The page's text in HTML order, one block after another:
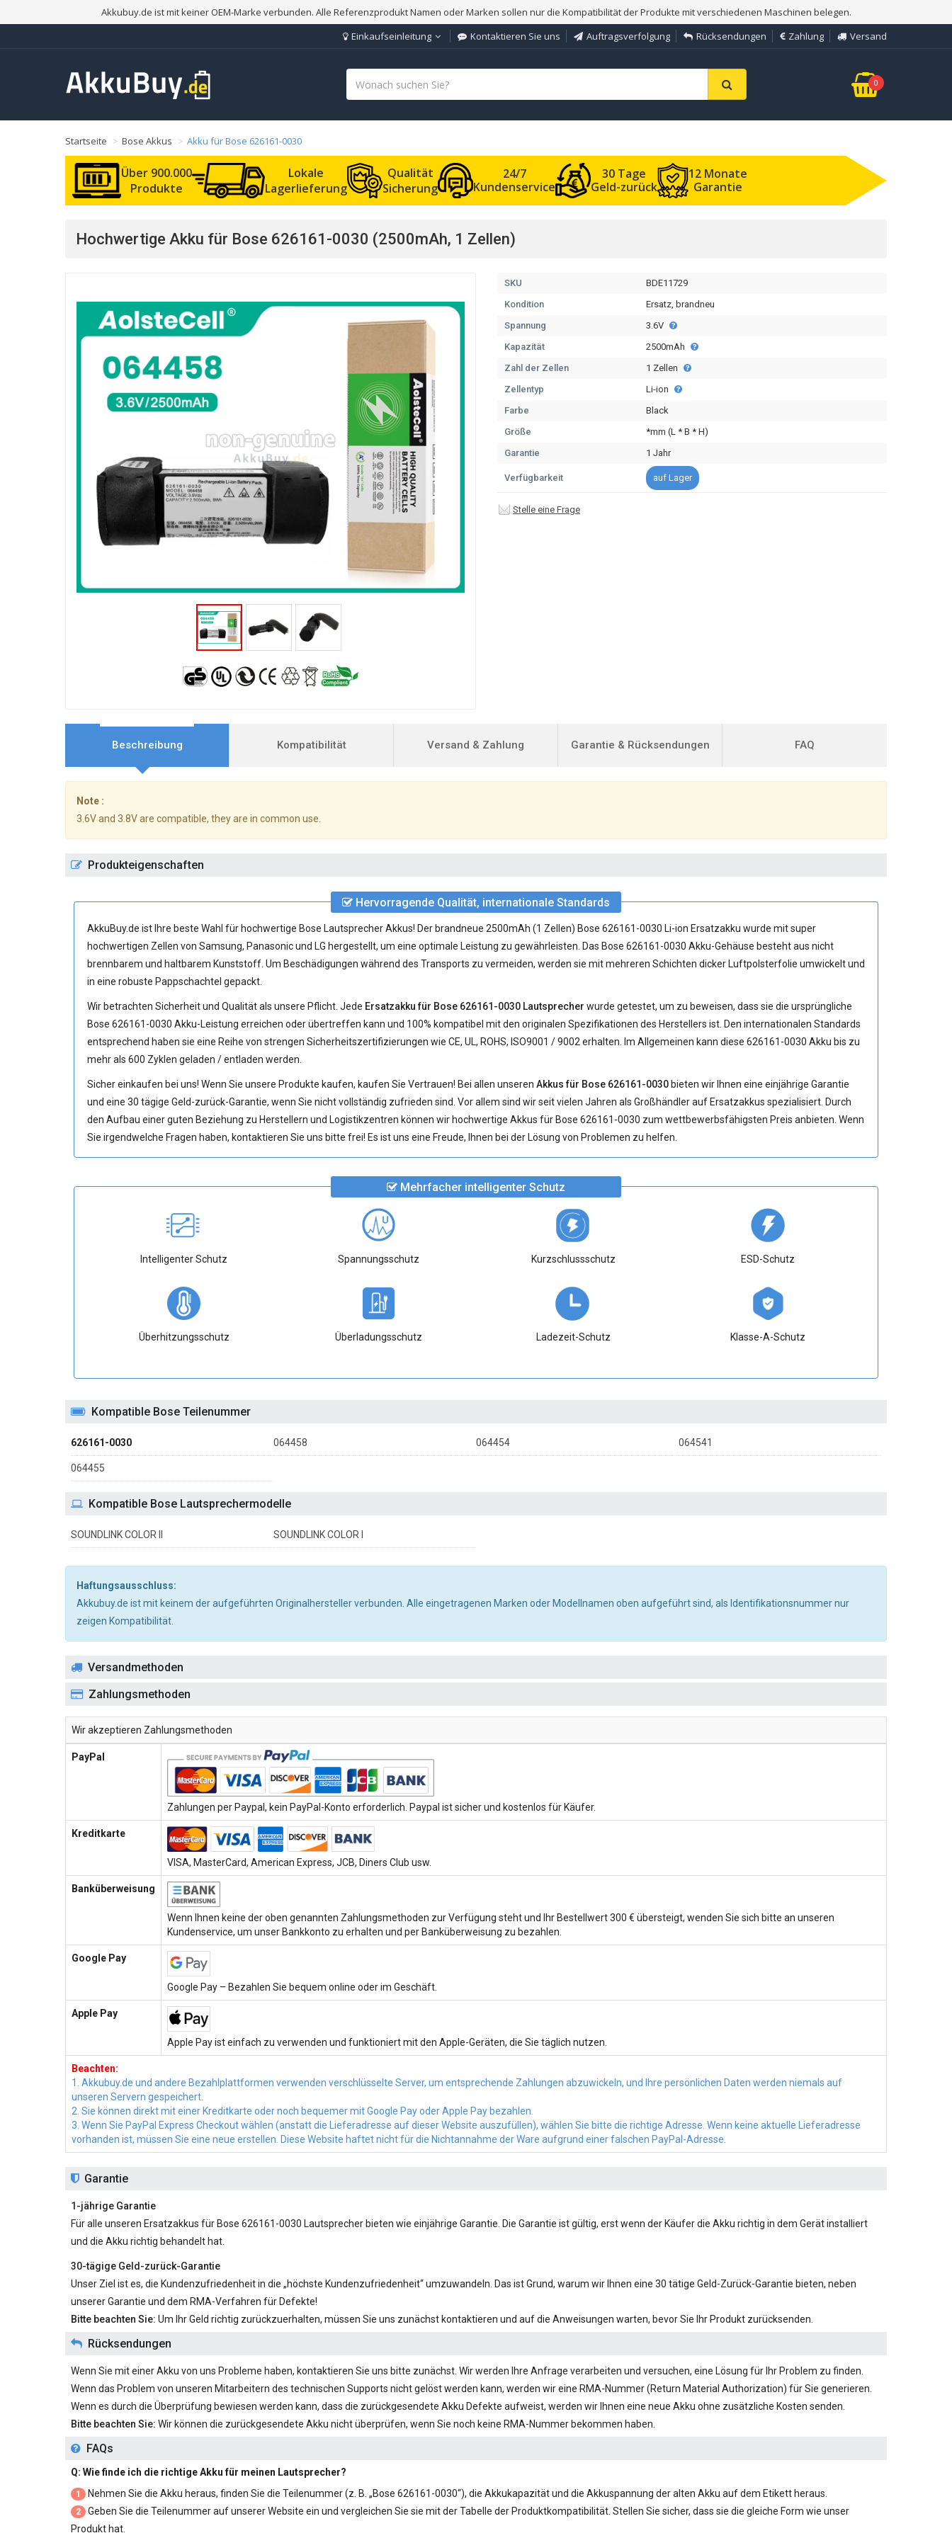
Akkubuy.de ist mit keiner OEM-Marke verbunden. Alle Referenzprodukt Namen oder Marken sollen nur die Kompatibilität der Produkte mit verschiedenen Maschinen belegen.
Einkaufseinleitung
Kontaktieren Sie uns Auftragsverfolgung Rücksendungen Zahlung Versand
0
Startseite Bose Akkus Akku für Bose 626161-0030
Über 900.000
Produkte
Lokale
Lagerlieferung
Qualität
Sicherung
24/7
Kundenservice
30 Tage
Geld-zurück
12 Monate
Garantie
Hochwertige Akku für Bose 626161-0030 (2500mAh, 1 Zellen)
SKU
BDE11729
Kondition
Ersatz, brandneu
Spannung
3.6V
Kapazität
2500mAh
Zahl der Zellen
1 Zellen
Zellentyp
Li-ion
Farbe
Black
Größe
*mm (L * B * H)
Garantie
1 Jahr
Verfügbarkeit auf Lager
Stelle eine Frage
Beschreibung Kompatibilität Versand & Zahlung Garantie & Rücksendungen FAQ
Note :
3.6V and 3.8V are compatible, they are in common use.
Produkteigenschaften
Hervorragende Qualität, internationale Standards
AkkuBuy.de ist Ihre beste Wahl für hochwertige Bose Lautsprecher Akkus! Der brandneue 2500mAh (1 Zellen) Bose 626161-0030 Li-ion Ersatzakku wurde mit super
hochwertigen Zellen von Samsung, Panasonic und LG hergestellt, um eine optimale Leistung zu gewährleisten. Das Bose 626161-0030 Akku-Gehäuse besteht aus nicht
brennbarem und haltbarem Kunststoff. Um Beschädigungen während des Transports zu vermeiden, werden sie mit mehreren Schichten dicker Luftpolsterfolie umwickelt und
in eine robuste Pappschachtel gepackt.
Wir betrachten Sicherheit und Qualität als unsere Pflicht. Jede Ersatzakku für Bose 626161-0030 Lautsprecher wurde getestet, um zu beweisen, dass sie die ursprüngliche
Bose 626161-0030 Akku-Leistung erreichen oder übertreffen kann und 100% kompatibel mit den originalen Spezifikationen des Herstellers ist. Den internationalen Standards
entsprechend haben sie eine Reihe von strengen Sicherheitszertifizierungen wie CE, UL, ROHS, ISO9001 / 9002 erhalten. Im Allgemeinen kann diese 626161-0030 Akku bis zu
mehr als 600 Zyklen geladen / entladen werden.
Sicher einkaufen bei uns! Wenn Sie unsere Produkte kaufen, kaufen Sie Vertrauen! Bei allen unseren Akkus für Bose 626161-0030bieten wir Ihnen eine einjährige Garantie
und eine 30 tägige Geld-zurück-Garantie, wenn Sie nicht vollständig zufrieden sind. Vor allem sind wir seit vielen Jahren als Großhändler auf Ersatzakkus spezialisiert. Durch
den Aufbau einer guten Beziehung zu Herstellern und Logistikzentren können wir hochwertige Akkus für Bose 626161-0030 zum wettbewerbsfähigsten Preis anbieten. Wenn
Sie irgendwelche Fragen haben, kontaktieren Sie uns bitte frei! Es ist uns eine Freude, Ihnen bei der Lösung von Problemen zu helfen.
Mehrfacher intelligenter Schutz
Intelligenter Schutz Spannungsschutz Kurzschlussschutz ESD-Schutz
Überhitzungsschutz Überladungsschutz Ladezeit-Schutz Klasse-A-Schutz
Kompatible Bose Teilenummer
626161-0030 064458 064454 064541
064455
Kompatible Bose Lautsprechermodelle
SOUNDLINK COLOR II SOUNDLINK COLOR I
Haftungsausschluss:
Akkubuy.de ist mit keinem der aufgeführten Originalhersteller verbunden. Alle eingetragenen Marken oder Modellnamen oben aufgeführt sind, als Identifikationsnummer nur
zeigen Kompatibilität.
Versandmethoden
Zahlungsmethoden
Wir akzeptieren Zahlungsmethoden
PayPal
Zahlungen per Paypal, kein PayPal-Konto erforderlich. Paypal ist sicher und kostenlos für Käufer.
Kreditkarte
VISA, MasterCard, American Express, JCB, Diners Club usw.
Banküberweisung
Wenn Ihnen keine der oben genannten Zahlungsmethoden zur Verfügung steht und Ihr Bestellwert 300 € übersteigt, wenden Sie sich bitte an unseren
Kundenservice, um unser Bankkonto zu erhalten und per Banküberweisung zu bezahlen.
Google Pay
Google Pay – Bezahlen Sie bequem online oder im Geschäft.
Apple Pay
Apple Pay ist einfach zu verwenden und funktioniert mit den Apple-Geräten, die Sie täglich nutzen.
Beachten:
1. Akkubuy.de und andere Bezahlplattformen verwenden verschlüsselte Server, um entsprechende Zahlungen abzuwickeln, und Ihre persönlichen Daten werden niemals auf
unseren Servern gespeichert.
2. Sie können direkt mit einer Kreditkarte oder noch bequemer mit Google Pay oder Apple Pay bezahlen.
3. Wenn Sie PayPal Express Checkout wählen (anstatt die Lieferadresse auf dieser Website auszufüllen), wählen Sie bitte die richtige Adresse. Wenn keine aktuelle Lieferadresse
vorhanden ist, müssen Sie eine neue erstellen. Diese Website haftet nicht für die Nichtannahme der Ware aufgrund einer falschen PayPal-Adresse.
Garantie
1-jährige Garantie
Für alle unseren Ersatzakkus für Bose 626161-0030 Lautsprecher bieten wie einjährige Garantie. Die Garantie ist gültig, erst wenn der Käufer die Akku richtig in dem Gerät installiert
und die Akku richtig behandelt hat.
30-tägige Geld-zurück-Garantie
Unser Ziel ist es, die Kundenzufriedenheit in die „höchste Kundenzufriedenheit“ umzuwandeln. Das ist Grund, warum wir Ihnen eine 30 tätige Geld-Zurück-Garantie bieten, neben
unserer Garantie und dem RMA-Verfahren für Defekte!
Bitte beachten Sie: Um Ihr Geld richtig zurückzuerhalten, müssen Sie uns zunächst kontaktieren und auf die Anweisungen warten, bevor Sie Ihr Produkt zurücksenden.
Rücksendungen
Wenn Sie mit einer Akku von uns Probleme haben, kontaktieren Sie uns bitte zunächst. Wir werden Ihre Anfrage verarbeiten und versuchen, eine Lösung für Ihr Problem zu finden.
Wenn das Problem von unseren Mitarbeitern des technischen Supports nicht gelöst werden kann, werden wir eine RMA-Nummer (Return Material Authorization) für Sie generieren.
Wenn es durch die Überprüfung bewiesen werden kann, dass die zurückgesendete Akku Defekte aufweist, werden wir Ihnen eine neue Akku ohne zusätzliche Kosten senden.
Bitte beachten Sie: Wir können die zurückgesendete Akku nicht überprüfen, wenn Sie noch keine RMA-Nummer bekommen haben.
FAQs
Q: Wie finde ich die richtige Akku für meinen Lautsprecher?
1 Nehmen Sie die Akku heraus, finden Sie die Teilenummer (z. B. „Bose 626161-0030“), die Akkukapazität und die Akkuspannung der alten Akku auf dem Etikett heraus.
2
Geben Sie die Teilenummer auf unserer Website ein und vergleichen Sie sie mit der Tabelle der Produktkompatibilität. Stellen Sie sicher, dass sie die gleiche Form wie unser
Produkt hat.